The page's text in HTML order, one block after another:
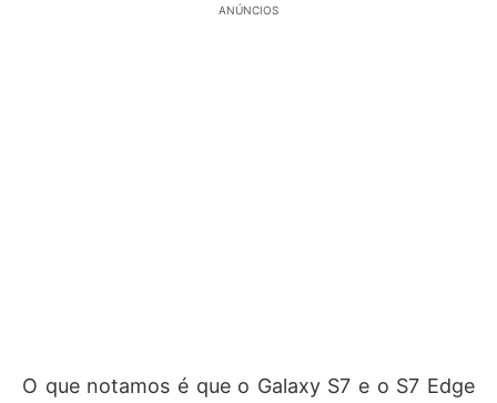
ANÚNCIOS
O que notamos é que o Galaxy S7 e o S7 Edge